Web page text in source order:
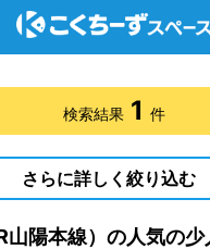
山陽本線）の人気の
検索結果 1 件
さらに詳しく絞り込む